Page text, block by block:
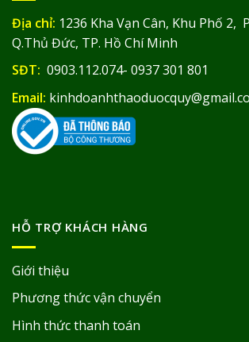
Địa chỉ: 1236 Kha Vạn Cân, Khu Phố 2,
Q.Thủ Đức, TP. Hồ Chí Minh
SĐT: 0903.112.074- 0937 301 801
Email:
HỖ TRỢ KHÁCH HÀNG
Giới thiệu
Phương thức vận chuyển
Hình thức thanh toán